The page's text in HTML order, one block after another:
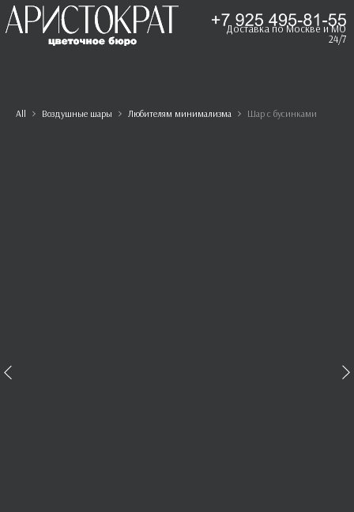
Доставка по Москве и МО
24/7
All Воздушные шары Любителям минимализма Шар с бусинками